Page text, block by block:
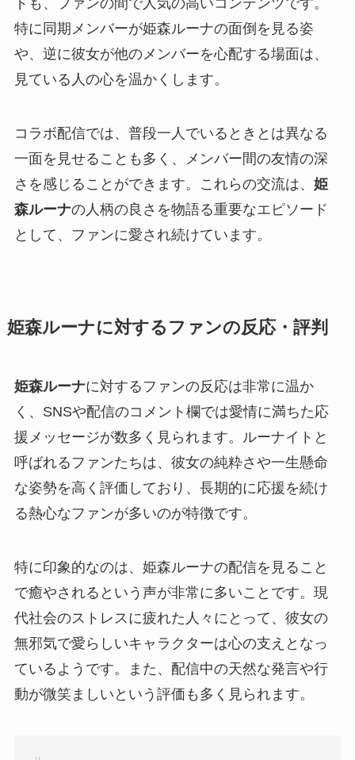
ドも、ファンの間で人気の高いコンテンツです。
特に同期メンバーが姫森ルーナの面倒を見る姿
や、逆に彼女が他のメンバーを心配する場面は、
見ている人の心を温かくします。
コラボ配信では、普段一人でいるときとは異なる
一面を見せることも多く、メンバー間の友情の深
さを感じることができます。これらの交流は、 姫
森ルーナの人柄の良さを物語る重要なエピソード
として、ファンに愛され続けています。
姫森ルーナに対するファンの反応・評判
姫森ルーナに対するファンの反応は非常に温か
く、SNSや配信のコメント欄では愛情に満ちた応
援メッセージが数多く見られます。ルーナイトと
呼ばれるファンたちは、彼女の純粋さや一生懸命
な姿勢を高く評価しており、長期的に応援を続け
る熱心なファンが多いのが特徴です。
特に印象的なのは、姫森ルーナの配信を見ること
で癒やされるという声が非常に多いことです。現
代社会のストレスに疲れた人々にとって、彼女の
無邪気で愛らしいキャラクターは心の支えとなっ
ているようです。また、配信中の天然な発言や行
動が微笑ましいという評価も多く見られます。